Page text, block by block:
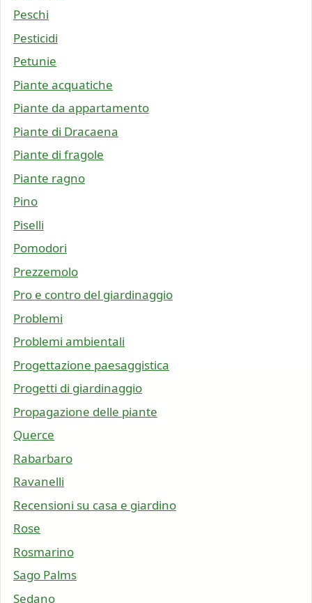
Peschi
Pesticidi
Petunie
Piante acquatiche
Piante da appartamento
Piante di Dracaena
Piante di fragole
Piante ragno
Pino
Piselli
Pomodori
Prezzemolo
Pro e contro del giardinaggio
Problemi
Problemi ambientali
Progettazione paesaggistica
Progetti di giardinaggio
Propagazione delle piante
Querce
Rabarbaro
Ravanelli
Recensioni su casa e giardino
Rose
Rosmarino
Sago Palms
Sedano